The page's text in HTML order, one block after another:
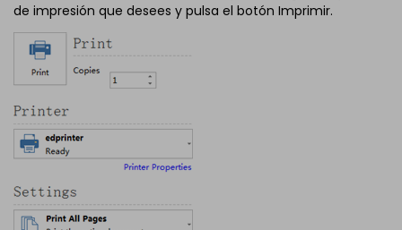
de impresión que desees y pulsa el botón Imprimir.